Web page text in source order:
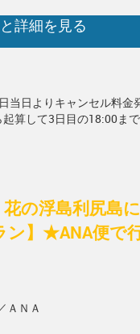
詳細を見る
当日よりキャンセル料金
算して3日目の18:00ま
の浮島利尻島
】★ANA便で
ＡＮＡ